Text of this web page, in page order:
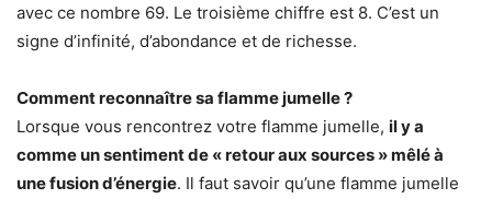
avec ce nombre 69. Le troisième chiffre est 8. C’est un
signe d’infinité, d’abondance et de richesse.
Comment reconnaître sa flamme jumelle ?
Lorsque vous rencontrez votre flamme jumelle, il y a
comme un sentiment de « retour aux sources » mêlé à
une fusion d’énergie. Il faut savoir qu’une flamme jumelle